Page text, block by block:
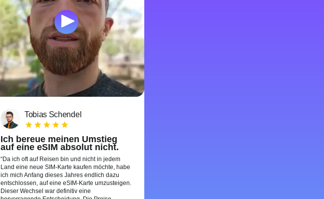
Tobias Schendel
Ich bereue meinen Umstieg
auf eine eSIM absolut nicht.
Da ich oft auf Reisen bin und nicht in jedem
Land eine neue SIM-Karte kaufen möchte, habe
ich mich Anfang dieses Jahres endlich dazu
entschlossen, auf eine eSIM-Karte umzusteigen.
Dieser Wechsel war definitiv eine